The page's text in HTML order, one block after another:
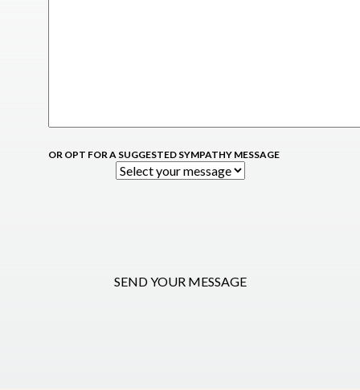
OR OPT FOR A SUGGESTED SYMPATHY MESSAGE
SEND YOUR MESSAGE